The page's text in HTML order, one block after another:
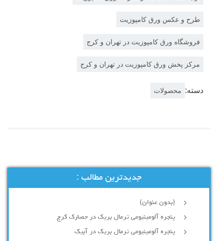
طرح و عکس ورق کامپوزیت
فروشگاه ورق کامپوزیت در تهران و کرج
مرکز پخش ورق کامپوزیت در تهران و کرج
دسته: محصولات
جدیدترین مطالب :
(بدون عنوان)
پنجره آلومینیومی ترمال بریک در حصارک کرج
پنجره آلومینیومی ترمال بریک در آبیک